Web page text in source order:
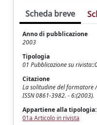
Scheda breve
Anno di pubblicazione
2003
Tipologia
01 Pubblicazione su
Citazione
La solitudine del formatore /
ISSN 0861-3982. - 6:(2003).
Appartiene alla tipologia:
01a Articolo in rivista